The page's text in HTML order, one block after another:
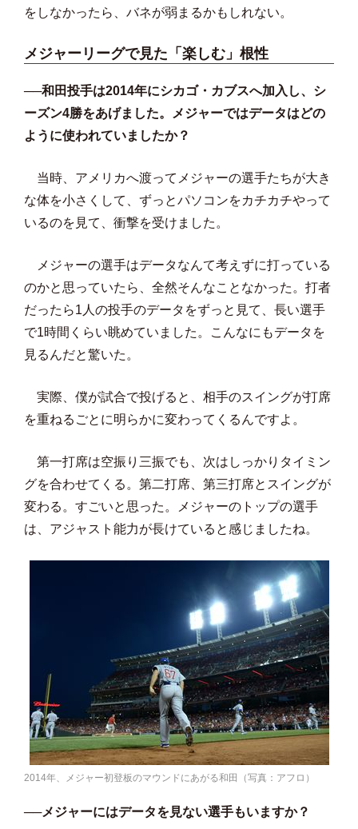
をしなかったら、バネが弱まるかもしれない。
メジャーリーグで見た「楽しむ」根性
──和田投手は2014年にシカゴ・カブスへ加入し、シ
ーズン4勝をあげました。メジャーではデータはどの
ように使われていましたか？
当時、アメリカへ渡ってメジャーの選手たちが大き
な体を小さくして、ずっとパソコンをカチカチやって
いるのを見て、衝撃を受けました。
メジャーの選手はデータなんて考えずに打っている
のかと思っていたら、全然そんなことなかった。打者
だったら1人の投手のデータをずっと見て、長い選手
で1時間くらい眺めていました。こんなにもデータを
見るんだと驚いた。
実際、僕が試合で投げると、相手のスイングが打席
を重ねるごとに明らかに変わってくるんですよ。
第一打席は空振り三振でも、次はしっかりタイミン
グを合わせてくる。第二打席、第三打席とスイングが
変わる。すごいと思った。メジャーのトップの選手
は、アジャスト能力が長けていると感じましたね。
2014年、メジャー初登板のマウンドにあがる和田（写真：アフロ）
──メジャーにはデータを見ない選手もいますか？